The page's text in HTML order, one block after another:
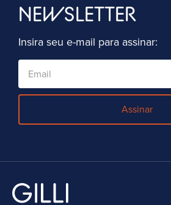
NEWSLETTER
Insira seu e-mail para assinar:
Assinar